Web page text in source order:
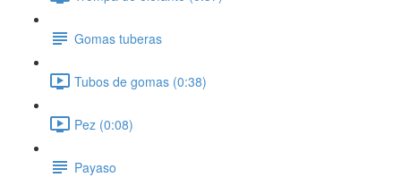
Gomas tuberas
Tubos de gomas (0:38)
Pez (0:08)
Payaso